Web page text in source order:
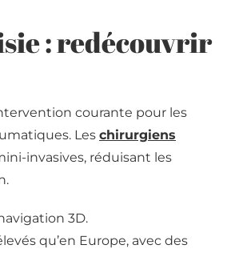
: redécouvrir
courante pour les
Les chirurgiens
invasives, réduisant les
3D.
qu’en Europe, avec des